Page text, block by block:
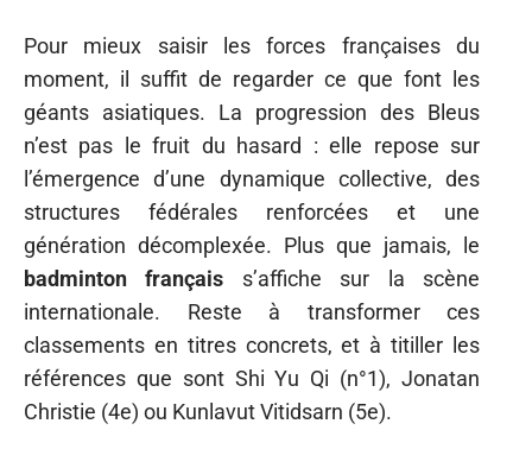
Pour mieux saisir les forces françaises du
moment, il suffit de regarder ce que font les
géants asiatiques. La progression des Bleus
n’est pas le fruit du hasard : elle repose sur
l’émergence d’une dynamique collective, des
structures fédérales renforcées et une
génération décomplexée. Plus que jamais, le
badminton français s’affiche sur la scène
internationale. Reste à transformer ces
classements en titres concrets, et à titiller les
références que sont Shi Yu Qi (n°1), Jonatan
Christie (4e) ou Kunlavut Vitidsarn (5e).